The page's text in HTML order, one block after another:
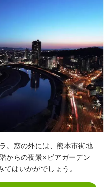
。窓の外には、熊本市街地
からの夜景×ビアガーデン
はいかがでしょう。